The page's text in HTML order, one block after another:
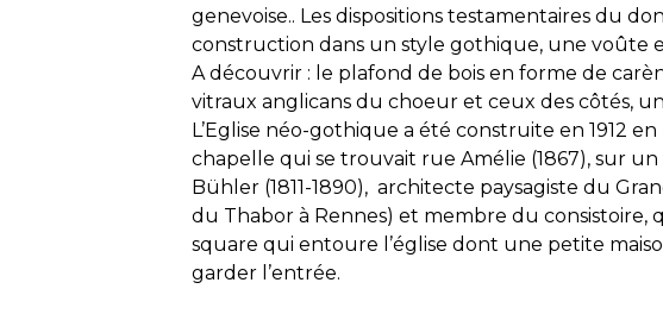
genevoise.. Les dispositions testamentaires du
construction dans un style gothique, une voûte
A découvrir : le plafond de bois en forme de
vitraux anglicans du choeur et ceux des côtés,
L’Eglise néo-gothique a été construite en 1912
chapelle qui se trouvait rue Amélie (1867), sur
Bühler (1811-1890), architecte paysagiste du
du Thabor à Rennes) et membre du consistoire,
square qui entoure l’église dont une petite
garder l’entrée.